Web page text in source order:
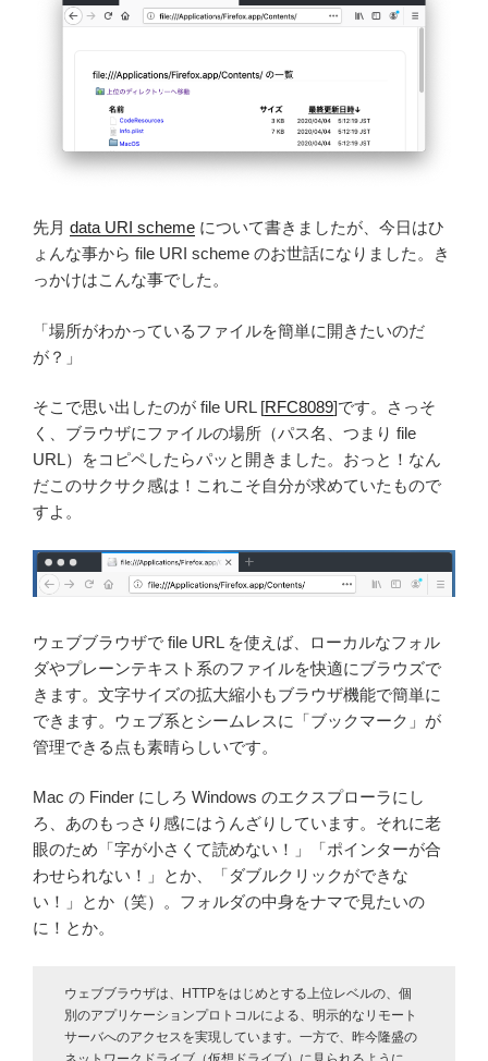
先月 data URI scheme について書きましたが、今日はひ
ょんな事から file URI scheme のお世話になりました。き
っかけはこんな事でした。
「場所がわかっているファイルを簡単に開きたいのだ
が？」
そこで思い出したのが file URL [RFC8089]です。さっそ
く、ブラウザにファイルの場所（パス名、つまり file
URL）をコピペしたらパッと開きました。おっと！なん
だこのサクサク感は！これこそ自分が求めていたもので
すよ。
ウェブブラウザで file URL を使えば、ローカルなフォル
ダやプレーンテキスト系のファイルを快適にブラウズで
きます。文字サイズの拡大縮小もブラウザ機能で簡単に
できます。ウェブ系とシームレスに「ブックマーク」が
管理できる点も素晴らしいです。
Mac の Finder にしろ Windows のエクスプローラにし
ろ、あのもっさり感にはうんざりしています。それに老
眼のため「字が小さくて読めない！」「ポインターが合
わせられない！」とか、「ダブルクリックができな
い！」とか（笑）。フォルダの中身をナマで見たいの
に！とか。
ウェブブラウザは、HTTPをはじめとする上位レベルの、個
別のアプリケーションプロトコルによる、明示的なリモート
サーバへのアクセスを実現しています。一方で、昨今隆盛の